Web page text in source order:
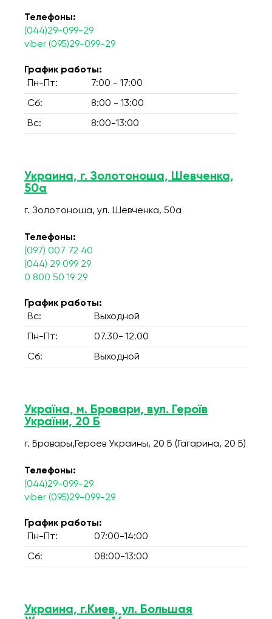
Телефоны:
(044)29-099-29
viber (095)29-099-29
График работы:
Пн-Пт:
7:00 - 17:00
Сб: 8:00 - 13:00
Вс: 8:00-13:00
Украина, г. Золотоноша, Шевченка,
50а
г. Золотоноша, ул. Шевченка, 50а
Телефоны:
(097) 007 72 40
(044) 29 099 29
0 800 50 19 29
График работы:
Вс:
Выходной
Пн-Пт: 07.30- 12.00
Сб: Выходной
Україна, м. Бровари, вул. Героїв
України, 20 Б
г. Бровары,Героев Украины, 20 Б (Гагарина, 20 Б)
Телефоны:
(044)29-099-29
viber (095)29-099-29
График работы:
Пн-Пт:
07:00-14:00
Сб: 08:00-13:00
Украина, г.Киев, ул. Большая